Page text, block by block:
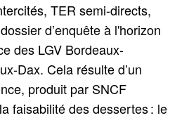
TER semi-directs,
d’enquête à l'horizon
des LGV Bordeaux-
Dax. Cela résulte d’un
produit par SNCF
faisabilité des dessertes : le